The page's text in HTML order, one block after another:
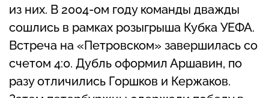
из них. В 2004-ом году команды дважды
сошлись в рамках розыгрыша Кубка УЕФА.
Встреча на «Петровском» завершилась со
счетом 4:0. Дубль оформил Аршавин, по
разу отличились Горшков и Кержаков.